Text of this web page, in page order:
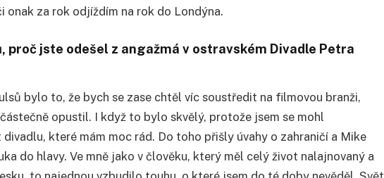
onak za rok odjíždím na rok do Londýna.
proč jste odešel z angažmá v ostravském Divadle Petra
bylo to, že bych se zase chtěl víc soustředit na filmovou branži,
opustil. I když to bylo skvělý, protože jsem se mohl
které mám moc rád. Do toho přišly úvahy o zahraničí a Mike
do hlavy. Ve mně jako v člověku, který měl celý život nalajnovaný a